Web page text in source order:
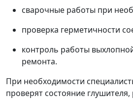
сварочные работы при
проверка герметичности
контроль работы
ремонта.
При необходимости
проверят состояние